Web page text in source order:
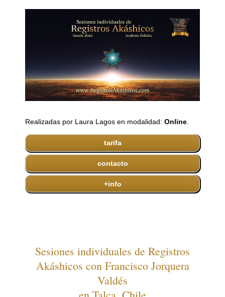
Realizadas por Laura Lagos en modalidad: Online
tarifa
contacto
+info
Sesiones individuales de Registros
Akáshicos con Francisco Jorquera
Valdés